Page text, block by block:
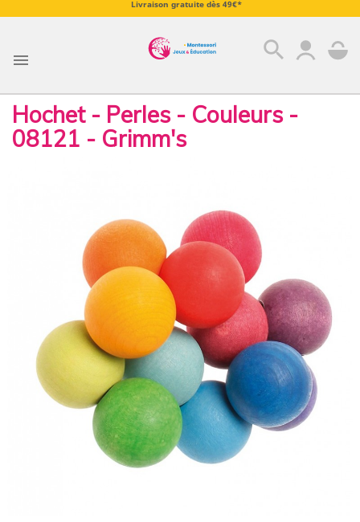
Livraison gratuite dès 49€*
 search
Hochet - Perles - Couleurs -
08121 - Grimm's